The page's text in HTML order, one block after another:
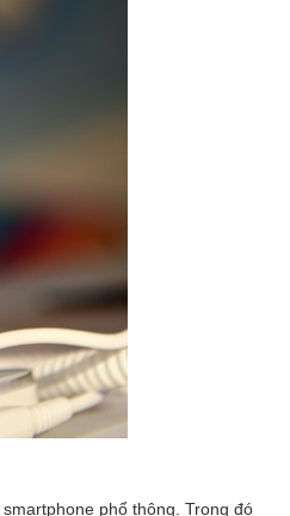
phổ thông. Trong đó